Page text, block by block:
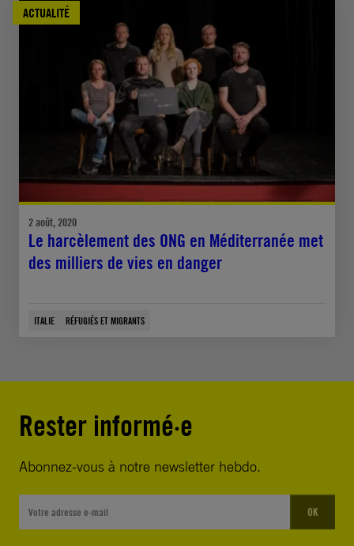
ACTUALITÉ
2 août, 2020
Le harcèlement des ONG en Méditerranée met
des milliers de vies en danger
ITALIE RÉFUGIÉS ET MIGRANTS
Rester informé·e
Abonnez-vous à notre newsletter hebdo.
OK